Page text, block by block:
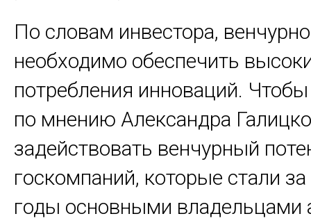
По словам инвестора,
необходимо обеспечить
потребления инноваций. Чтобы
по мнению Александра
задействовать венчурный
госкомпаний, которые стали
годы основными владельцами